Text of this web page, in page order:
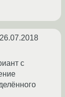
26.07.2018
с